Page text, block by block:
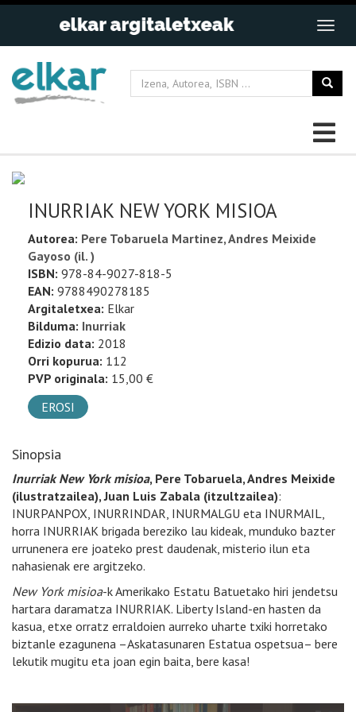
INURRIAK NEW YORK MISIOA
Autorea: Pere Tobaruela Martinez, Andres Meixide
Gayoso (il. )
ISBN: 978-84-9027-818-5
EAN: 9788490278185
Argitaletxea: Elkar
Bilduma: Inurriak
Edizio data: 2018
Orri kopurua: 112
PVP originala: 15,00 €
EROSI
Sinopsia
Inurriak New York misioa, Pere Tobaruela, Andres Meixide
(ilustratzailea), Juan Luis Zabala (itzultzailea):
INURPANPOX, INURRINDAR, INURMALGU eta INURMAIL,
horra INURRIAK brigada bereziko lau kideak, munduko bazter
urrunenera ere joateko prest daudenak, misterio ilun eta
nahasienak ere argitzeko.
New York misioa-k Amerikako Estatu Batuetako hiri jendetsu
hartara daramatza INURRIAK. Liberty Island-en hasten da
kasua, etxe orratz erraldoien aurreko uharte txiki horretako
biztanle ezagunena –Askatasunaren Estatua ospetsua– bere
lekutik mugitu eta joan egin baita, bere kasa!